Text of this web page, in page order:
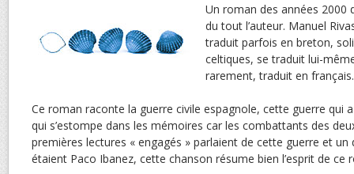
Un roman des années 2000
du tout l’auteur. Manuel
traduit parfois en breton,
celtiques, se traduit lui-
rarement, traduit en
Ce roman raconte la guerre civile espagnole, cette guerre qui
qui s’estompe dans les mémoires car les combattants des
premières lectures « engagés » parlaient de cette guerre et
étaient Paco Ibanez, cette chanson résume bien l’esprit de ce